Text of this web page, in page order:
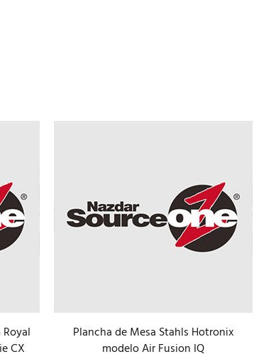
CX
Plancha de Mesa Stahls Hotronix
modelo Air Fusion IQ